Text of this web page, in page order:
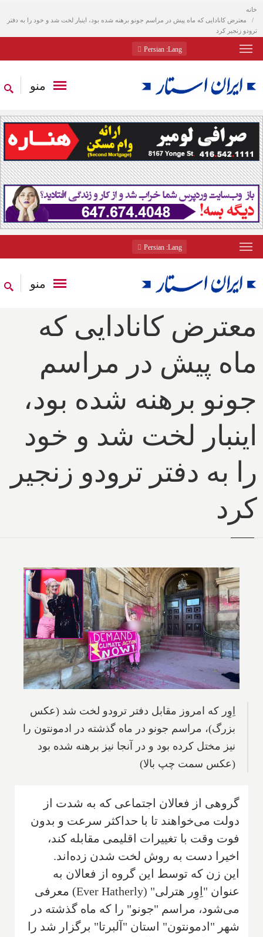
خانه
معترض کانادایی که ماه پیش در مراسم جونو برهنه شده بود، اینبار لخت شد و خود را به دفتر
ترودو زنجیر کرد
Lang
: Persian
منو
Lang
: Persian
منو
معترض کانادایی که
ماه پیش در مراسم
جونو برهنه شده بود،
اینبار لخت شد و خود
را به دفتر ترودو زنجیر
کرد
اِوِر که امروز مقابل دفتر ترودو لخت شد (عکس
بزرگ)، مراسم جونو در ماه گذشته در ادمونتون را
نیز مختل کرده بود و در آنجا نیز برهنه شده بود
(عکس سمت چپ بالا)
گروهی از فعالان اجتماعی که به شدت از
دولت می‌خواهند تا با حداکثر سرعت و بدون
فوت وقت با تغییرات اقلیمی مقابله کند،
اخیرا دست به روش لخت شدن زده‌اند.
این زن که توسط این گروه از فعالان به
عنوان "اِوِر هترلی" (Ever Hatherly) معرفی
می‌شود، مراسم "جونو" را که ماه گذشته در
شهر "ادمونتون" استان "آلبرتا" برگزار شد را